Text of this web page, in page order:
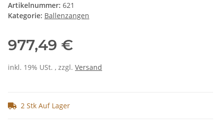
Artikelnummer: 621
Kategorie: Ballenzangen
977,49 €
inkl. 19% USt. , zzgl. Versand
2 Stk Auf Lager